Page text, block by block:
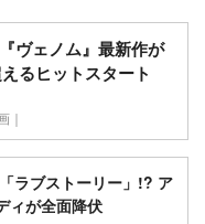
ヴェノム』最新作が
るヒットスタート
｜
ラブストーリー」!? ア
ィが全面降伏